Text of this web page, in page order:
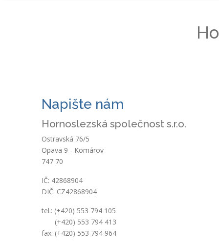
Napište nám
Hornoslezská společnost s.r.o.
Ostravská 76/5
Opava 9 - Komárov
747 70
IČ: 42868904
DIČ: CZ42868904
tel.: (+420) 553 794 105
(+420) 553 794 413
fax: (+420) 553 794 964